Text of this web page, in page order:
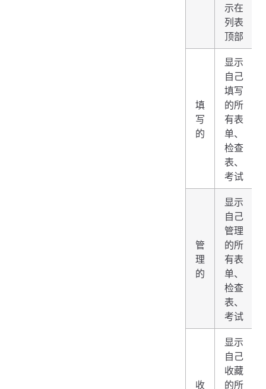
示在
列表
顶部
填
写
的
显示
自己
填写
的所
有表
单、
检查
表、
考试
管
理
的
显示
自己
管理
的所
有表
单、
检查
表、
考试
收
显示
自己
收藏
的所